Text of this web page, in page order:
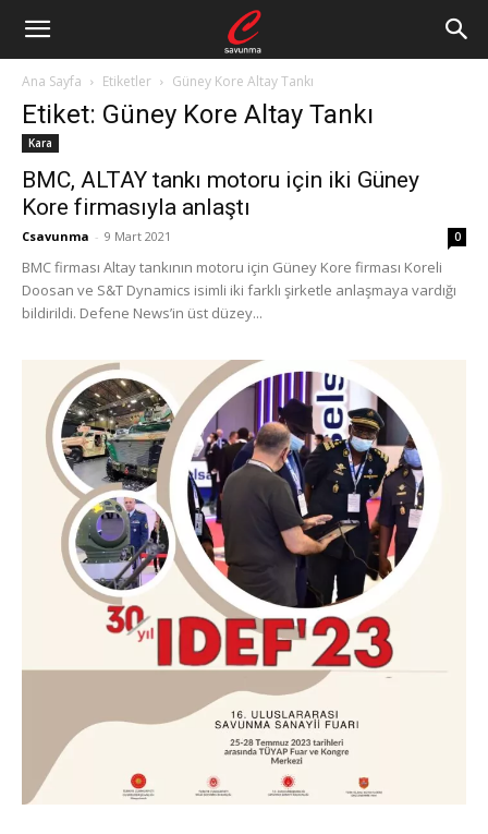
Ana Sayfa Etiketler Güney Kore Altay Tankı
Etiket: Güney Kore Altay Tankı
Kara
BMC, ALTAY tankı motoru için iki Güney
Kore firmasıyla anlaştı
Csavunma - 9 Mart 2021 0
BMC firması Altay tankının motoru için Güney Kore firması Koreli
Doosan ve S&T Dynamics isimli iki farklı şirketle anlaşmaya vardığı
bildirildi. Defene News’in üst düzey...